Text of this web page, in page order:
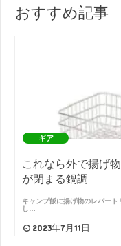
おすすめ記事
ギア
これなら外で揚げ
が閉まる鍋調
キャンプ飯に揚げ物のレパー
し…
2023年7月11日